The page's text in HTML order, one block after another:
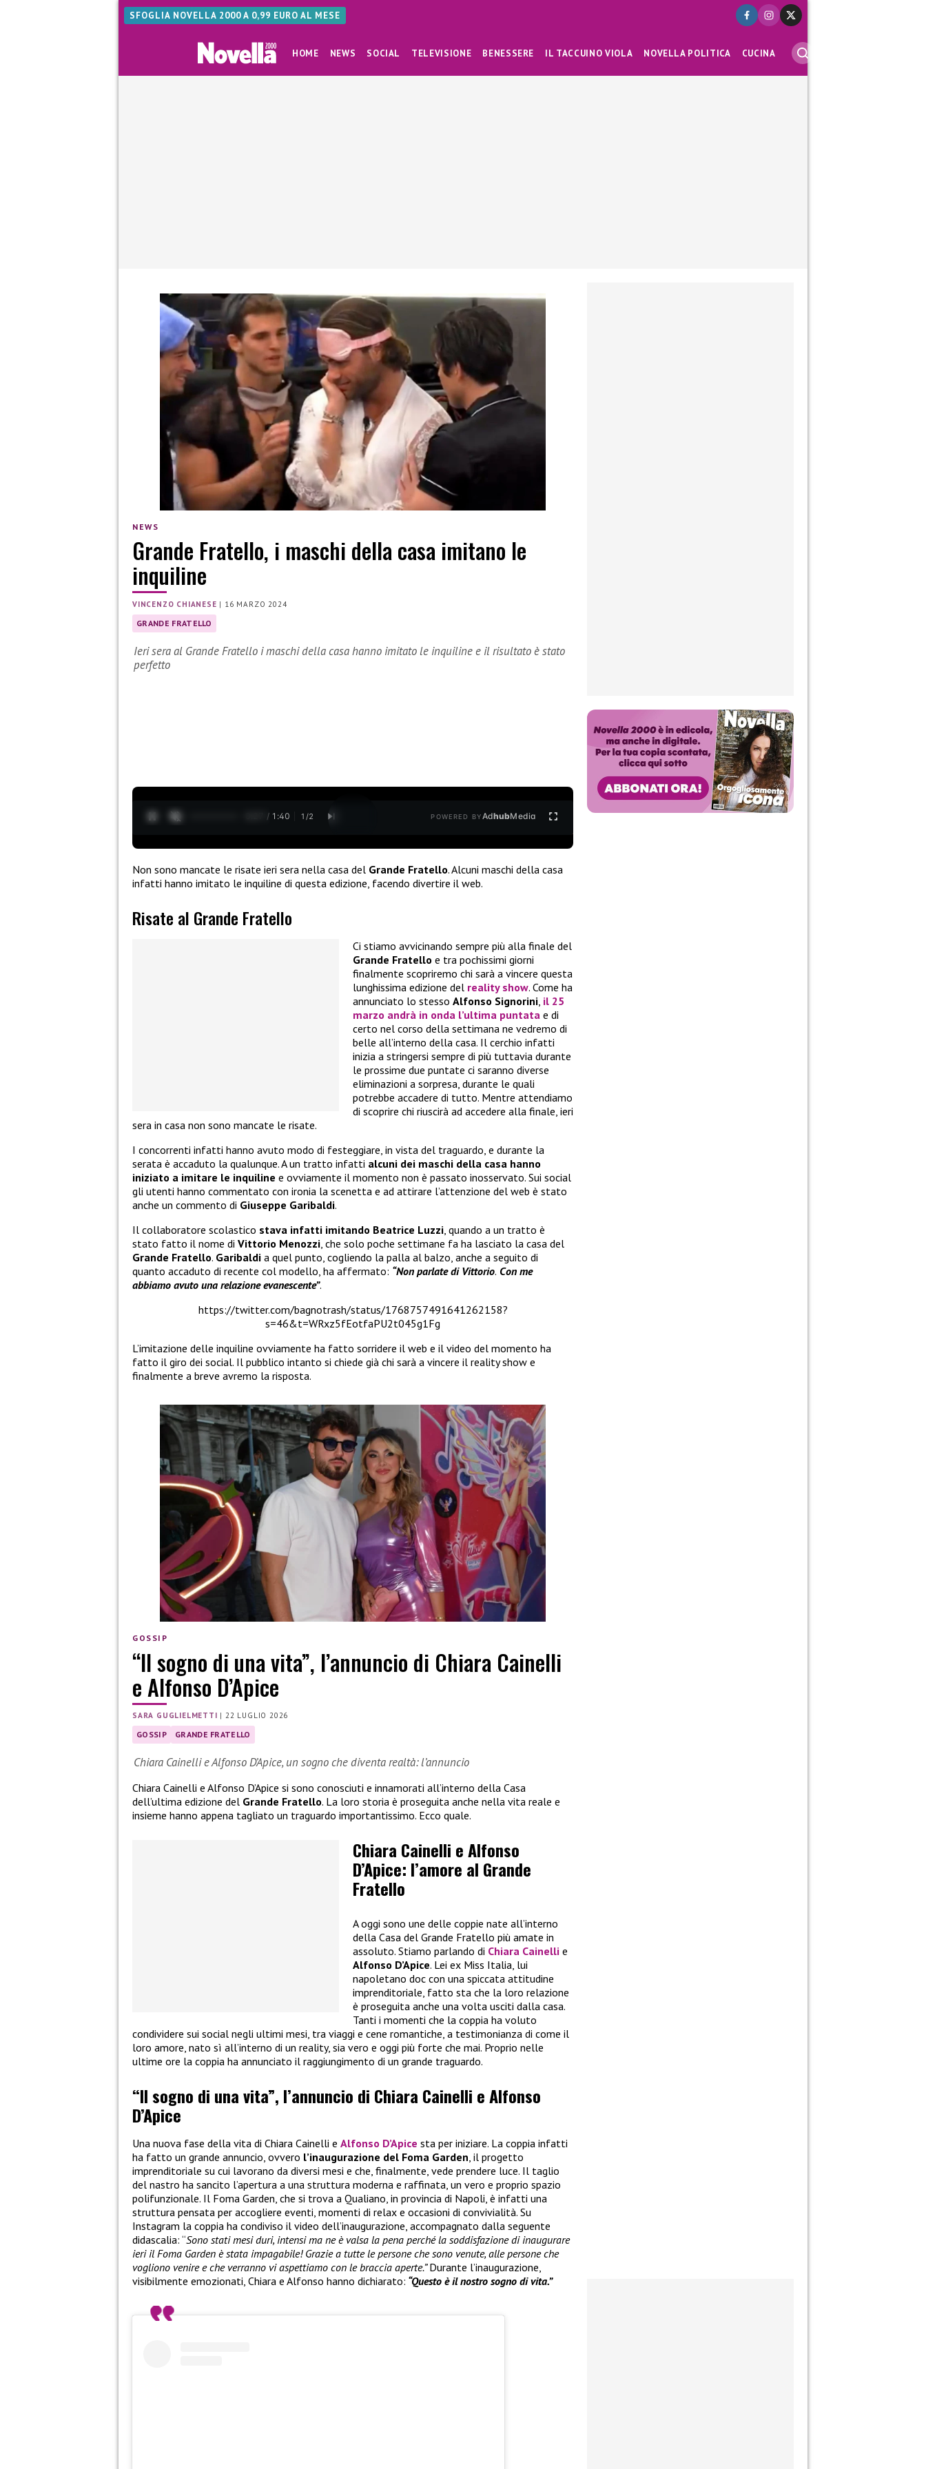
SFOGLIA NOVELLA 2000 A 0,99 EURO AL MESE
HOME NEWS SOCIAL TELEVISIONE BENESSERE IL TACCUINO VIOLA NOVELLA POLITICA CUCINA
NEWS
Grande Fratello, i maschi della casa imitano le
inquiline
VINCENZO CHIANESE | 16 MARZO 2024
GRANDE FRATELLO
Ieri sera al Grande Fratello i maschi della casa hanno imitato le inquiline e il risultato è stato
perfetto
0:28 / 1:40 1 /2 POWERED BYAdhubMedia
Non sono mancate le risate ieri sera nella casa del Grande Fratello. Alcuni maschi della casa
infatti hanno imitato le inquiline di questa edizione, facendo divertire il web.
Risate al Grande Fratello
Ci stiamo avvicinando sempre più alla finale del
Grande Fratello e tra pochissimi giorni
finalmente scopriremo chi sarà a vincere questa
lunghissima edizione del reality show. Come ha
annunciato lo stesso Alfonso Signorini, il 25
marzo andrà in onda l’ultima puntata e di
certo nel corso della settimana ne vedremo di
belle all’interno della casa. Il cerchio infatti
inizia a stringersi sempre di più tuttavia durante
le prossime due puntate ci saranno diverse
eliminazioni a sorpresa, durante le quali
potrebbe accadere di tutto. Mentre attendiamo
di scoprire chi riuscirà ad accedere alla finale, ieri
sera in casa non sono mancate le risate.
I concorrenti infatti hanno avuto modo di festeggiare, in vista del traguardo, e durante la
serata è accaduto la qualunque. A un tratto infatti alcuni dei maschi della casa hanno
iniziato a imitare le inquiline e ovviamente il momento non è passato inosservato. Sui social
gli utenti hanno commentato con ironia la scenetta e ad attirare l’attenzione del web è stato
anche un commento di Giuseppe Garibaldi.
Il collaboratore scolastico stava infatti imitando Beatrice Luzzi, quando a un tratto è
stato fatto il nome di Vittorio Menozzi, che solo poche settimane fa ha lasciato la casa del
Grande Fratello. Garibaldi a quel punto, cogliendo la palla al balzo, anche a seguito di
quanto accaduto di recente col modello, ha affermato: “Non parlate di Vittorio. Con me
abbiamo avuto una relazione evanescente”.
https://twitter.com/bagnotrash/status/1768757491641262158?
s=46&t=WRxz5fEotfaPU2t045g1Fg
L’imitazione delle inquiline ovviamente ha fatto sorridere il web e il video del momento ha
fatto il giro dei social. Il pubblico intanto si chiede già chi sarà a vincere il reality show e
finalmente a breve avremo la risposta.
GOSSIP
“Il sogno di una vita”, l’annuncio di Chiara Cainelli
e Alfonso D’Apice
SARA GUGLIELMETTI |22 LUGLIO 2026
GOSSIP GRANDE FRATELLO
Chiara Cainelli e Alfonso D’Apice, un sogno che diventa realtà: l’annuncio
Chiara Cainelli e Alfonso D’Apice si sono conosciuti e innamorati all’interno della Casa
dell’ultima edizione del Grande Fratello. La loro storia è proseguita anche nella vita reale e
insieme hanno appena tagliato un traguardo importantissimo. Ecco quale.
Chiara Cainelli e Alfonso
D’Apice: l’amore al Grande
Fratello
A oggi sono une delle coppie nate all’interno
della Casa del Grande Fratello più amate in
assoluto. Stiamo parlando di Chiara Cainelli e
Alfonso D’Apice. Lei ex Miss Italia, lui
napoletano doc con una spiccata attitudine
imprenditoriale, fatto sta che la loro relazione
è proseguita anche una volta usciti dalla casa.
Tanti i momenti che la coppia ha voluto
condividere sui social negli ultimi mesi, tra viaggi e cene romantiche, a testimonianza di come il
loro amore, nato sì all’interno di un reality, sia vero e oggi più forte che mai. Proprio nelle
ultime ore la coppia ha annunciato il raggiungimento di un grande traguardo.
“Il sogno di una vita”, l’annuncio di Chiara Cainelli e Alfonso
D’Apice
Una nuova fase della vita di Chiara Cainelli e Alfonso D’Apice sta per iniziare. La coppia infatti
ha fatto un grande annuncio, ovvero l’inaugurazione del Foma Garden, il progetto
imprenditoriale su cui lavorano da diversi mesi e che, finalmente, vede prendere luce. Il taglio
del nastro ha sancito l’apertura a una struttura moderna e raffinata, un vero e proprio spazio
polifunzionale. Il Foma Garden, che si trova a Qualiano, in provincia di Napoli, è infatti una
struttura pensata per accogliere eventi, momenti di relax e occasioni di convivialità. Su
Instagram la coppia ha condiviso il video dell’inaugurazione, accompagnato dalla seguente
didascalia: “Sono stati mesi duri, intensi ma ne è valsa la pena perché la soddisfazione di inaugurare
ieri il Foma Garden è stata impagabile! Grazie a tutte le persone che sono venute, alle persone che
vogliono venire e che verranno vi aspettiamo con le braccia aperte.”Durante l’inaugurazione,
visibilmente emozionati, Chiara e Alfonso hanno dichiarato: “Questo è il nostro sogno di vita.”